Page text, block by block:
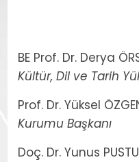
BE Prof. Dr.
Kültür, Dil ve Tarih
Prof. Dr.
Kurumu Başkanı
Doç. Dr.